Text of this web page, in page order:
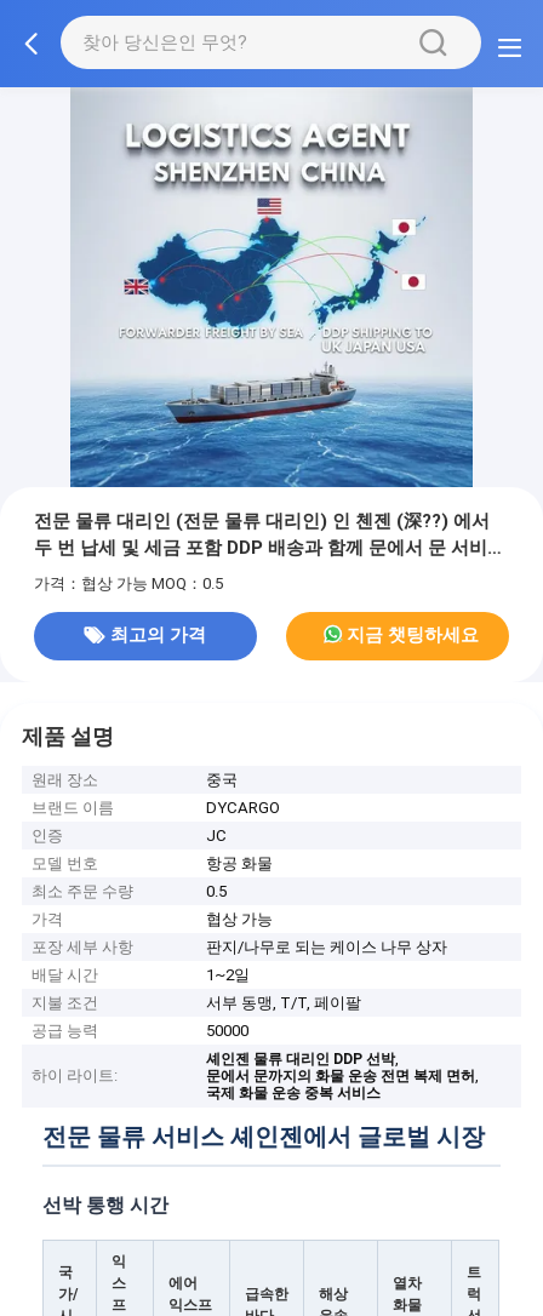
전문 물류 대리인 (전문 물류 대리인) 인 첸젠 (深??) 에서
두 번 납세 및 세금 포함 DDP 배송과 함께 문에서 문 서비스
를 제공합니다.
가격：협상 가능 MOQ：0.5
최고의 가격 지금 챗팅하세요
제품 설명
원래 장소
중국
브랜드 이름
DYCARGO
인증
JC
모델 번호
항공 화물
최소 주문 수량
0.5
가격
협상 가능
포장 세부 사항
판지/나무로 되는 케이스 나무 상자
배달 시간
1~2일
지불 조건
서부 동맹, T/T, 페이팔
공급 능력
50000
하이 라이트:
셰인젠 물류 대리인 DDP 선박,
문에서 문까지의 화물 운송 전면 복제 면허,
국제 화물 운송 중복 서비스
전문 물류 서비스 셰인젠에서 글로벌 시장
선박 통행 시간
국
가/
익
스
프
에어
익스프
급속한
해상
열차
화물
트
럭